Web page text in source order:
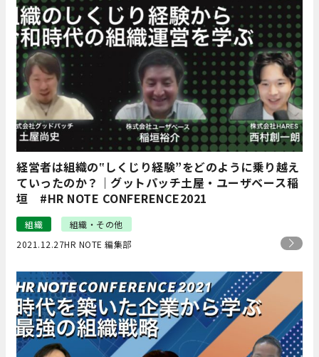
経営者は組織の‟しくじり経験”をどのように乗り越え
ていったのか？｜グットパッチ土屋・ユーザベース稲
垣 #HR NOTE CONFERENCE2021
組織
組織・その他
2021.12.27HR NOTE 編集部